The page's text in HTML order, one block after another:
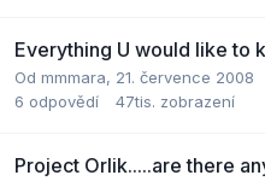
Everything U would like to
Od mmmara, 21. července 2008
6 odpovědí 47tis. zobrazení
Project Orlik.....are there